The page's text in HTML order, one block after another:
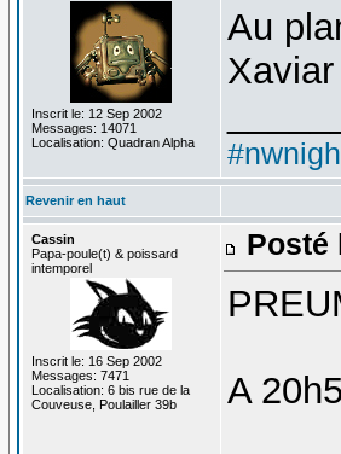
Inscrit le: 12 Sep 2002
Messages: 14071
Localisation: Quadran Alpha
Au
Revenir en haut
Cassin
Papa-poule(t) & poissard
intemporel
Inscrit le: 16 Sep 2002
Messages: 7471
Localisation: 6 bis rue de la
Couveuse, Poulailler 39b
Posté
A